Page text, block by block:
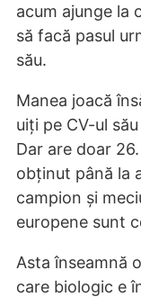
acum ajunge la
să facă pasul
său.
Manea joacă
uiți pe CV-ul
Dar are doar
obținut până la
campion și
europene sunt
Asta înseamnă
care biologic e